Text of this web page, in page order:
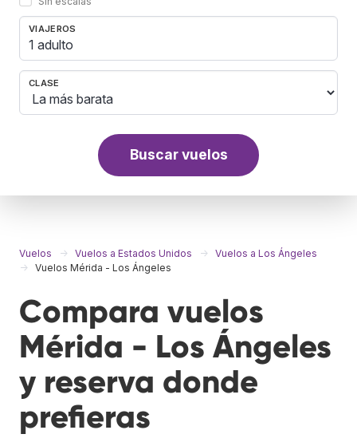
VIAJEROS
1 adulto
CLASE
Buscar vuelos
Vuelos Vuelos a Estados Unidos
Vuelos a Los Ángeles
Vuelos Mérida - Los Ángeles
Compara vuelos
Mérida - Los Ángeles
y reserva donde
prefieras